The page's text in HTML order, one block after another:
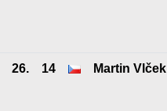
26. 14 Martin Vlček